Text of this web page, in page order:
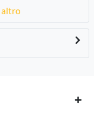
altro